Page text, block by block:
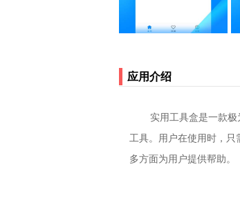
应用介绍
实用工具盒是一款
工具。用户在使用时，只
多方面为用户提供帮助。